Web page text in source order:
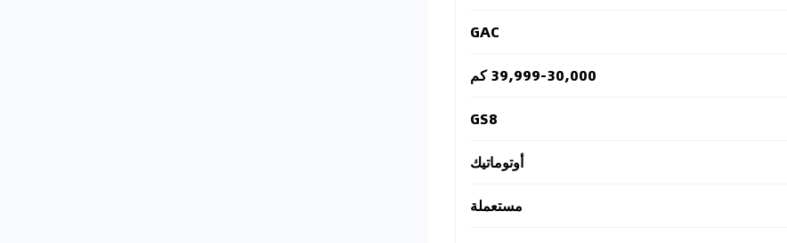
GAC
39,999-30,000 كم
GS8
أوتوماتيك
مستعملة